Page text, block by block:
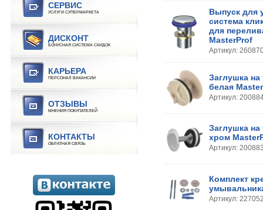
СЕРВИС
УСЛУГИ СУПЕРМАРКЕТА
ДИСКОНТ
БОНУСНАЯ СИСТЕМА СКИДОК
КАРЬЕРА
ПЕРСОНАЛ ВАКАНСИИ
ОТЗЫВЫ
МНЕНИЯ ПОКУПАТЕЛЕЙ
КОНТАКТЫ
ОБРАТНАЯ СВЯЗЬ
Выпуск для
система
для
MasterProf
Артикул:
Заглушка
белая
Артикул:
Заглушка
хром
Артикул:
Комплект
Артикул: